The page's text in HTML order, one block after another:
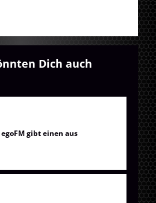
Dich auch
egoFM gibt einen aus